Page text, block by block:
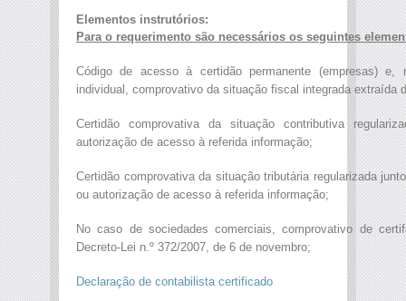
Elementos instrutórios:
Para o requerimento são necessários os seguintes
Código de acesso à certidão permanente (empresas)
individual, comprovativo da situação fiscal integrada extraída
Certidão comprovativa da situação contributiva
autorização de acesso à referida informação;
Certidão comprovativa da situação tributária regularizada
ou autorização de acesso à referida informação;
No caso de sociedades comerciais, comprovativo de
Decreto-Lei n.º 372/2007, de 6 de novembro;
Declaração de contabilista certificado